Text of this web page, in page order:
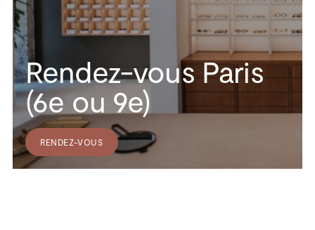
Rendez-vous Paris
(6e ou 9e)
RENDEZ-VOUS